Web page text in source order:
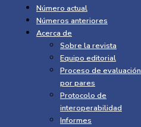
Número actual
Números anteriores
Acerca de
Sobre la revista
Equipo editorial
Proceso de evaluación
por pares
Protocolo de
interoperabilidad
Informes